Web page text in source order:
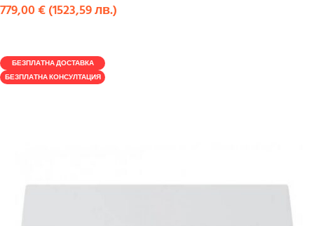
779,00€(1523,59лв.)
БЕЗПЛАТНА ДОСТАВКА
БЕЗПЛАТНА КОНСУЛТАЦИЯ